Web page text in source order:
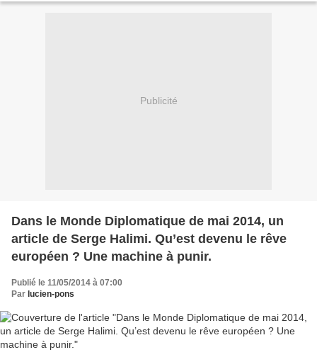
Publicité
Dans le Monde Diplomatique de mai 2014, un
article de Serge Halimi. Qu’est devenu le rêve
européen ? Une machine à punir.
Publié le 11/05/2014 à 07:00
Par lucien-pons